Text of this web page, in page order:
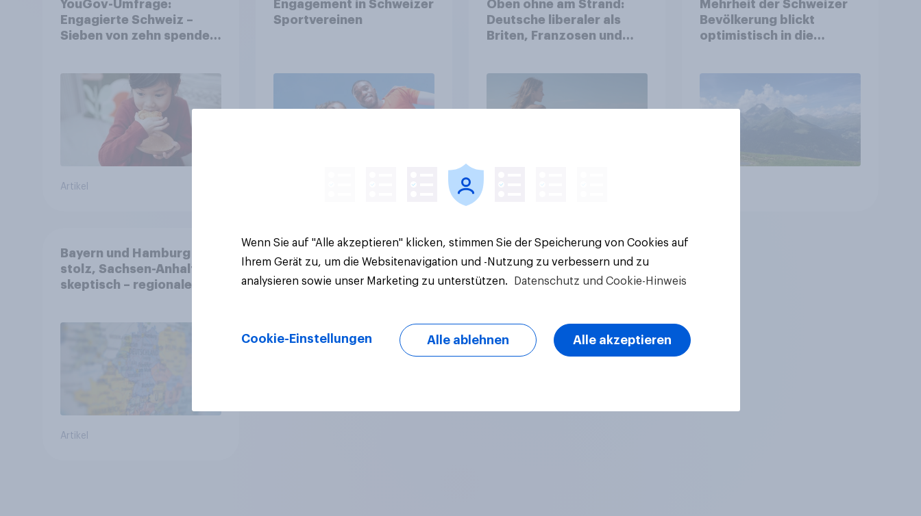
YouGov-Umfrage:
Engagierte Schweiz –
Sieben von zehn spenden,
Artikel
Engagement in Schweizer
Sportvereinen
Oben ohne am Strand:
Deutsche liberaler als
Briten, Franzosen und
Artikel
Mehrheit der Schweizer
Bevölkerung blickt
optimistisch in die
Gesundheitswesen und
Altersvorsorge
Bayern und Hamburg
stolz, Sachsen-Anhalt
skeptisch – regionale
Europa im Osten am
Artikel
Wenn Sie auf "Alle akzeptieren" klicken, stimmen Sie der Speicherung von Cookies auf
Ihrem Gerät zu, um die Websitenavigation und -Nutzung zu verbessern und zu
analysieren sowie unser Marketing zu unterstützen.
Datenschutz und Cookie-Hinweis
Cookie-Einstellungen Alle ablehnen Alle akzeptieren